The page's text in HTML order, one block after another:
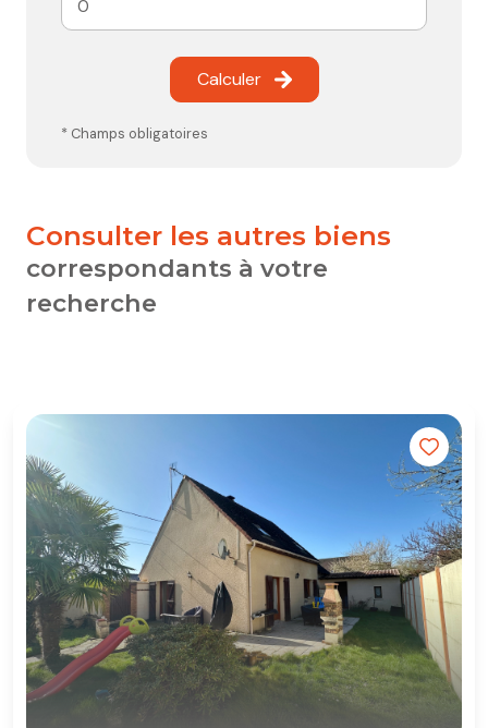
Calculer
* Champs obligatoires
consulter les autres biens
correspondants à votre
recherche